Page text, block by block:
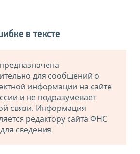
в тексте
для сообщений о
информации на сайте
и не подразумевает
связи. Информация
редактору сайта ФНС
сведения.